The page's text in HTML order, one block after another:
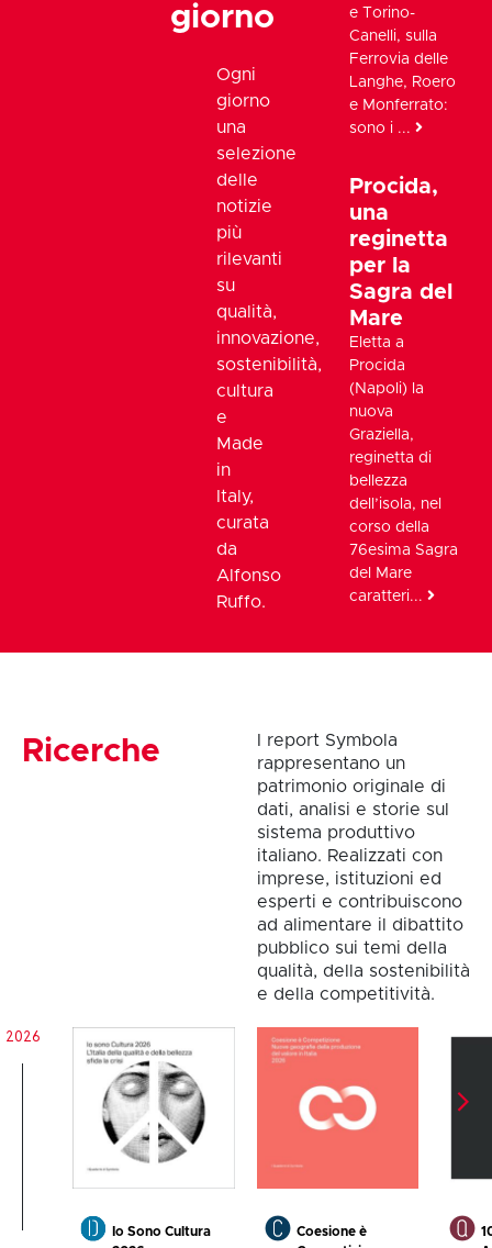
giorno
Ogni
giorno
una
selezione
delle
notizie
più
rilevanti
su
qualità,
innovazione,
sostenibilità,
cultura
e
Made
in
Italy,
curata
da
Alfonso
Ruffo.
e Torino-
Canelli, sulla
Ferrovia delle
Langhe, Roero
e Monferrato:
sono i ...
Procida,
una
reginetta
per la
Sagra del
Mare
Eletta a
Procida
(Napoli) la
nuova
Graziella,
reginetta di
bellezza
dell’isola, nel
corso della
76esima Sagra
del Mare
caratteri...
Ricerche
I report Symbola
rappresentano un
patrimonio originale di
dati, analisi e storie sul
sistema produttivo
italiano. Realizzati con
imprese, istituzioni ed
esperti e contribuiscono
ad alimentare il dibattito
pubblico sui temi della
qualità, della sostenibilità
e della competitività.
2026
Io Sono Cultura
Coesione è